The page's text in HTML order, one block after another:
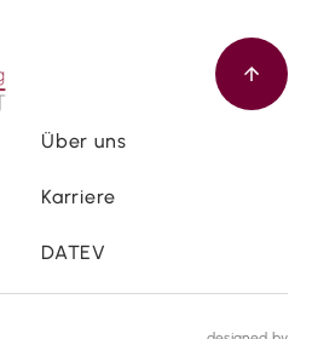
Über uns
Karriere
DATEV